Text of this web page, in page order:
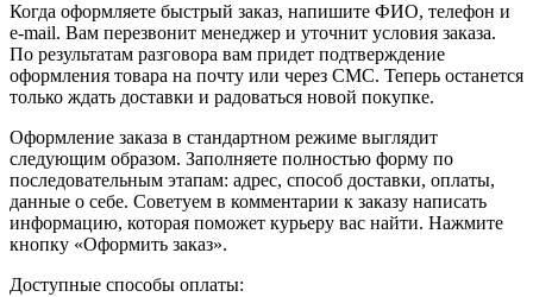
Когда оформляете быстрый заказ, напишите ФИО, телефон и
e-mail. Вам перезвонит менеджер и уточнит условия заказа.
По результатам разговора вам придет подтверждение
оформления товара на почту или через СМС. Теперь останется
только ждать доставки и радоваться новой покупке.
Оформление заказа в стандартном режиме выглядит
следующим образом. Заполняете полностью форму по
последовательным этапам: адрес, способ доставки, оплаты,
данные о себе. Советуем в комментарии к заказу написать
информацию, которая поможет курьеру вас найти. Нажмите
кнопку «Оформить заказ».
Доступные способы оплаты: